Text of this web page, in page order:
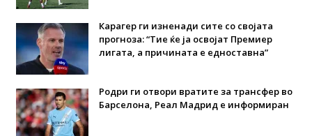
Карагер ги изненади сите со својата
прогноза: “Тие ќе ја освојат Премиер
лигата, а причината е едноставна”
Родри ги отвори вратите за трансфер во
Барселона, Реал Мадрид е информиран